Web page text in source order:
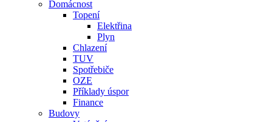
Domácnost
Topení
Elektřina
Plyn
Chlazení
TUV
Spotřebiče
OZE
Příklady úspor
Finance
Budovy